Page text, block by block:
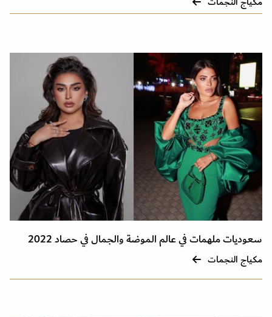
سعوديات ملهمات في عالم الموضة والجمال في حصاد 2022
مكياج النجمات